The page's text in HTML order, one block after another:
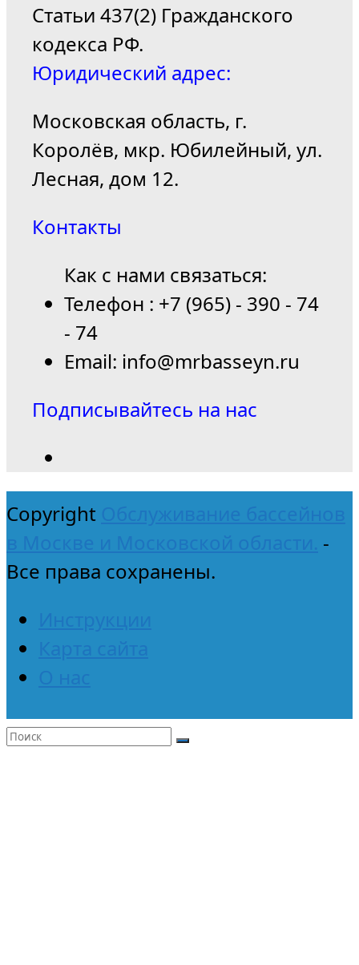
Статьи 437(2) Гражданского
кодекса РФ.
Юридический адрес:
Московская область, г.
Королёв, мкр. Юбилейный, ул.
Лесная, дом 12.
Контакты
Как с нами связаться:
Телефон : +7 (965) - 390 - 74
- 74
Email: info@mrbasseyn.ru
Подписывайтесь на нас
Copyright Обслуживание бассейнов
в Москве и Московской области. -
Все права сохранены.
Инструкции
Карта сайта
О нас